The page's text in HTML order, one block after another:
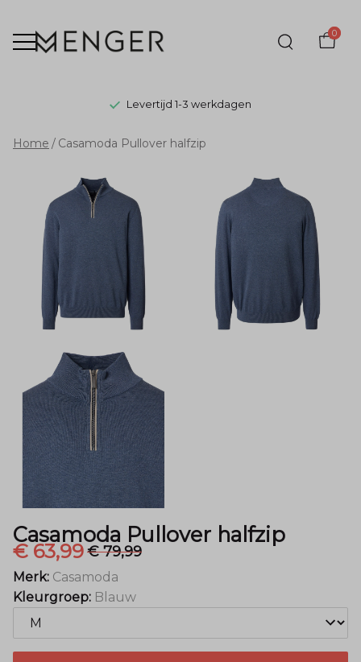
0
Levertijd 1-3 werkdagen
Casamoda
Pullover
halfzip
Menger
Mode
Home Casamoda Pullover halfzip
Casamoda Pullover halfzip
€ 63,99€ 79,99
Merk: Casamoda
Kleurgroep: Blauw